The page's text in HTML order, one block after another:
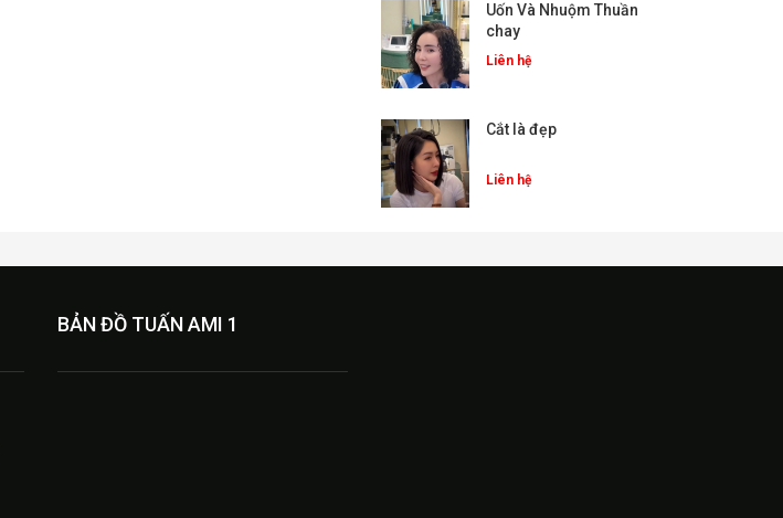
Uốn Và Nhuộm Thuần
chay
Liên hệ
Cắt là đẹp
Liên hệ
BẢN ĐỒ TUẤN AMI 1